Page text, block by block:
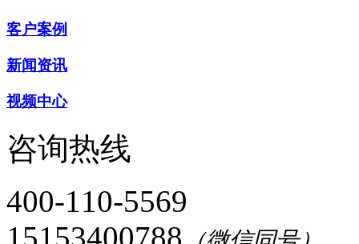
客户案例
新闻资讯
视频中心
咨询热线
400-110-5569
15153400788